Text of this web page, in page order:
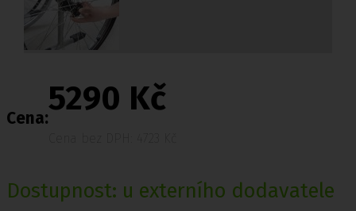
Cena:
5290 Kč
Dostupnost: u externího dodavatele